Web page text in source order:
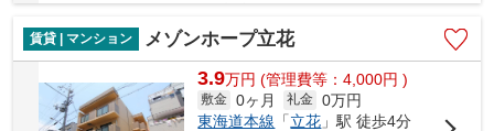
ト。映画なども楽しめるCATV対応の物件となって...
賃貸 | マンション
メゾンホープ立花
3.9万円 (管理費等：4,000円 )
敷金 0ヶ月 礼金 0万円
東海道本線 「立花 」駅 徒歩4分